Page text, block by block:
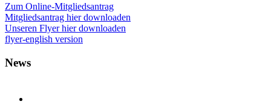
Zum Online-Mitgliedsantrag
Mitgliedsantrag hier downloaden
Unseren Flyer hier downloaden
flyer-english version
News